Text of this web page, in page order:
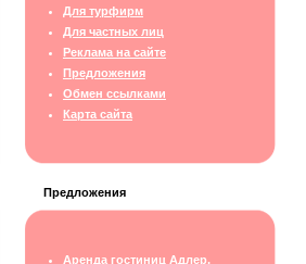
Для турфирм
Для частных лиц
Реклама на сайте
Предложения
Обмен ссылками
Карта сайта
Предложения
Аренда гостиниц Адлер,